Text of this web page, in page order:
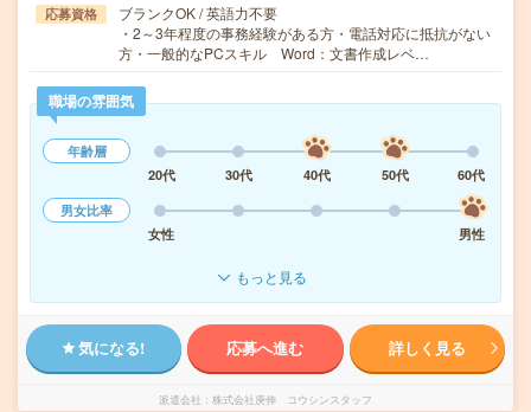
応募資格
ブランクOK / 英語力不要
・2～3年程度の事務経験がある方・電話対応に抵抗がない
方・一般的なPCスキル Word：文書作成レベ…
職場の雰囲気
年齢層
20代
30代 40代 50代
60代
男女比率
女性
男性
もっと見る
気になる! 応募へ進む 詳しく見る
派遣会社 株式会社庚伸 コウシンスタッフ